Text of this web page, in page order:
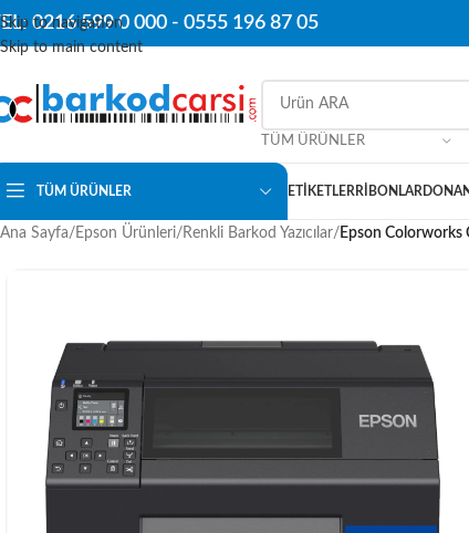
Skip to navigation
Skip to main content
0216 599 0 000 - 0555 196 87 05
TÜM ÜRÜNLER
TÜM ÜRÜNLER ETIKETLER RIBONLAR
Ana Sayfa/ Epson Ürünleri/ Renkli Barkod Yazıcılar/ Epson Colorworks